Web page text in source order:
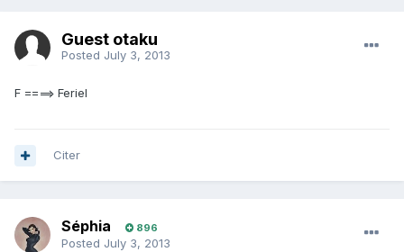
Guest otaku
Posted July 3, 2013
F ====> Feriel
Citer
Séphia 896
Posted July 3, 2013